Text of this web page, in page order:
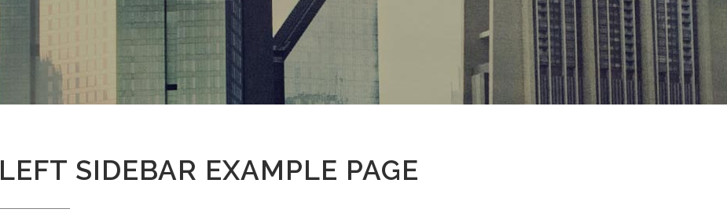
FOUR COLUMNS GRID
FIVE COLUMNS WIDE
SIX COLUMNS WIDE
FOUR COLUMNS GRID
FOUR COLUMNS WIDE
FIVE COLUMNS WIDE
SIX COLUMNS WIDE
SMALL SLIDER PROJECT
BIG SLIDER PROJECT
VIDEO (IN ANY TEMPLATE)
LEFT SIDEBAR EXAMPLE PAGE